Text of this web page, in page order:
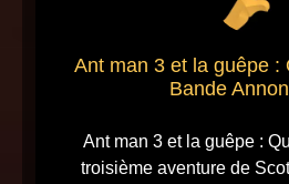
Ant man 3 et la guêpe :
Bande
Ant man 3 et la guêpe :
troisième aventure de